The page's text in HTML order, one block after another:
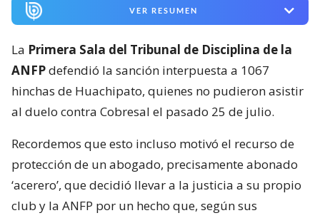
VER RESUMEN
La Primera Sala del Tribunal de Disciplina de la
ANFPdefendió la sanción interpuesta a 1067
hinchas de Huachipato, quienes no pudieron asistir
al duelo contra Cobresal el pasado 25 de julio.
Recordemos que esto incluso motivó el recurso de
protección de un abogado, precisamente abonado
‘acerero’, que decidió llevar a la justicia a su propio
club y la ANFP por un hecho que, según sus